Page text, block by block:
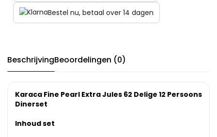
Bestel nu, betaal over 14 dagen
BeschrijvingBeoordelingen (0)
Karaca Fine Pearl Extra Jules 62 Delige 12 Persoons
Dinerset
Inhoud set